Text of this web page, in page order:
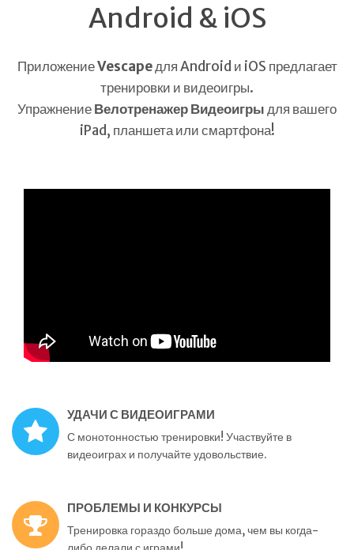
Android & iOS
ПриложениеVescapeдля Android и iOS предлагает
тренировки и видеоигры.
УпражнениеВелотренажер Видеоигрыдля вашего
iPad, планшета или смартфона!
УДАЧИ С ВИДЕОИГРАМИ
С монотонностью тренировки! Участвуйте в
видеоиграх и получайте удовольствие.
ПРОБЛЕМЫ И КОНКУРСЫ
Тренировка гораздо больше дома, чем вы когда-